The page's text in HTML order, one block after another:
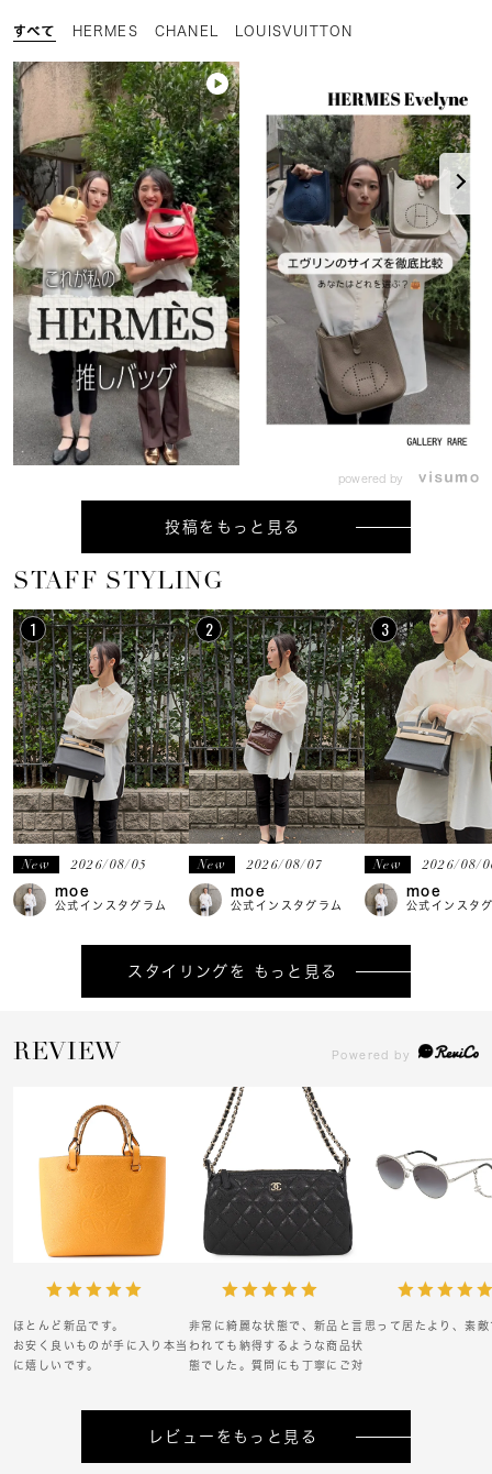
すべて HERMES CHANEL LOUISVUITTON
powered by
投稿をもっと見る
STAFF STYLING
new 2026/08/05
moe
公式インスタグラム
new 2026/08/07
moe
公式インスタグラム
new 2026/08/
moe
公式インスタ
もっと見る
REVIEW
ほとんど新品です。
お安く良いものが手に入り本当
に嬉しいです。
非常に綺麗な状態で、新品と言
われても納得するような商品状
態でした。質問にも丁寧にご対
思って居たより、素
レビューをもっと見る